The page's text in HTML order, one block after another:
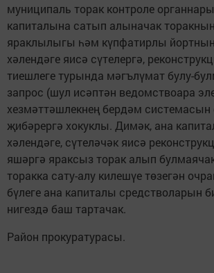
муниципаль торак контроле
капиталына сатып алыначак
яраклылыгы һәм күпфатирлы
хәлендәге яисә сүтелергә,
тиешлеге турында мәгълүмат булу-
запрос (шул исәптән ведомствоара
хезмәттәшлекнең бердәм
җибәрергә хокуклы. Димәк, ана
хәлендәге, сүтеләчәк яисә
яшәргә яраксыз торак алып
торакка сату-алу килешүе төзегән
бүлеге ана капиталы средстволарын
нигездә баш тартачак.
Район прокуратурасы.